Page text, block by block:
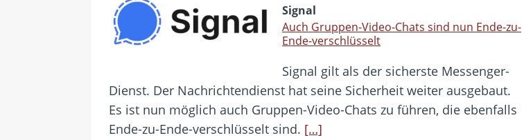
Signal
Auch Gruppen-Video-Chats sind nun Ende-zu-
Ende-verschlüsselt
Signal gilt als der sicherste Messenger-
Dienst. Der Nachrichtendienst hat seine Sicherheit weiter ausgebaut.
Es ist nun möglich auch Gruppen-Video-Chats zu führen, die ebenfalls
Ende-zu-Ende-verschlüsselt sind. […]